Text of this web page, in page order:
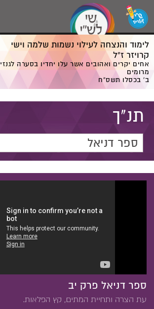
לימוד והנצחה לעילוי נשמות שלמה וישי
קרויזר ז”ל
אחים יקרים ואהובים אשר עלו יחדיו בסערה לגנזי
מרומים
ב' בכסלו תשס”ח
תנ"ך
ספר דניאל
ספר דניאל פרק יב
עת הצרה ותחיית המתים, קץ הפלאות.